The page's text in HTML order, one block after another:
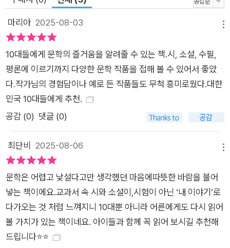
현실에 존재하지 않는 세계를 그려내는 문학적 상상력은 창의성
의 뿌리이자 인간만이 가진 고유한 능력이다. 인공지능 시대에는
오히려 이런 상상력과 인간다움이 가장 중요한 역량이 될 것이다.
그것은 아무리 정교한 기술로도 완전히 대체할 수 없는 영역이기
때문이다. 시험 성적을 잘 받기 위한 공부가 아닌 문학 그 자체를
즐기며 자아 성장을 돕는 문학 공부 『10대에게 권하는 우리 문
학』은 단순히 문학 작품의 줄거리나 배경을 소개하는 책이 아니
다. 학업 스트레스, 진로 고민, 친구 관계 등으로 마음이 복잡한
다. 이 책은 시험을 잘 보기 위한 문학 공부가 아니라 문학을 통해
소년이 조금 더 자유로워지고, 아름다움을 보는 눈을 키우며, 타
인의 목소리에 귀 기울이고 자신의 목소리를 낼 수 있는 사람으로
성장하는 데 이 책이 도움이나마 도움이 되기를 바란다.
마리아 2025-08-03
10대들에게 문학의 즐거움을 알려줄 수 있는 책.시, 소설, 수필,
평론에 이르기까지 다양한 문학 작품을 접해 볼 수 있어서 좋았
다.작가님의 경험담이나 예로 든 작품들도 무척 흥미로웠다.대한
민국 10대들에게 추천.
공감 (0) 댓글 (0)
최단비 2025-08-06
문학은 어렵고 낯설다고만 생각했던 마음에따뜻한 바람을 불어
넣는 책이에요.교과서 속 시와 소설이,시험이 아닌 ‘내 이야기’로
다가오는 것 처럼 느껴지니 10대뿐 아니라 어른에게도 다시 읽어
볼 가치가 있는 책이네요. 아이들과 함께 꼭 읽어 보시길 추천해
드립니다⭐️⭐️